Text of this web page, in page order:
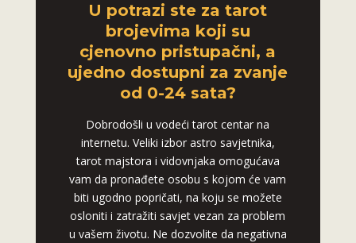
U potrazi ste za tarot
brojevima koji su
cjenovno pristupačni, a
ujedno dostupni za zvanje
od 0-24 sata?
Dobrodošli u vodeći tarot centar na
internetu. Veliki izbor astro savjetnika,
tarot majstora i vidovnjaka omogućava
vam da pronađete osobu s kojom će vam
biti ugodno popričati, na koju se možete
osloniti i zatražiti savjet vezan za problem
u vašem životu. Ne dozvolite da negativna